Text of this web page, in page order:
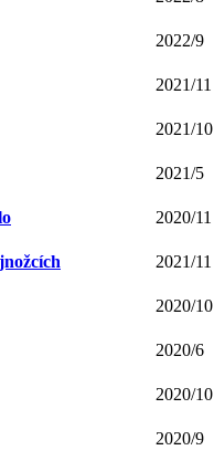
2022/9
2021/11
2021/10
2021/5
2020/11
2021/11
2020/10
2020/6
2020/10
2020/9